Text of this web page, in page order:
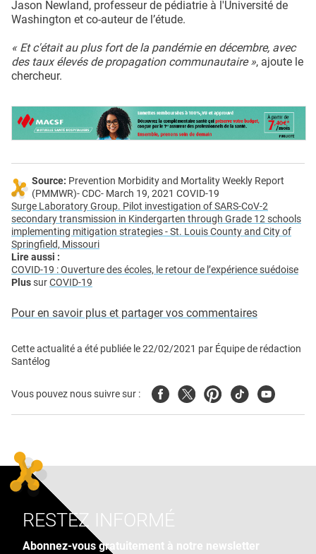
Jason Newland, professeur de pédiatrie à l'Université de
Washington et co-auteur de l’étude.
« Et c'était au plus fort de la pandémie en décembre, avec
des taux élevés de propagation communautaire », ajoute le
chercheur.
Source: Prevention Morbidity and Mortality Weekly Report
(PMMWR)- CDC- March 19, 2021 COVID-19
Surge Laboratory Group. Pilot investigation of SARS-CoV-2
secondary transmission in Kindergarten through Grade 12 schools
implementing mitigation strategies - St. Louis County and City of
Springfield, Missouri
Lire aussi :
COVID-19 : Ouverture des écoles, le retour de l’expérience suédoise
PlussurCOVID-19
Pour en savoir plus et partager vos commentaires
Cette actualité a été publiée le22/02/2021 par Équipe de rédaction
Santélog
Vous pouvez nous suivre sur : FacebookTwitterPinterest
TiktokYoutube
RESTEZ INFORMÉ
Abonnez-vous gratuitement à notre newsletter